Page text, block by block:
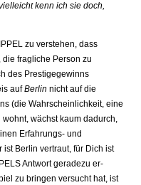
kenn ich sie doch,
zu verstehen, dass
fragliche Person zu
des Prestigegewinns
aufBerlin nicht auf die
(die Wahrscheinlichkeit, eine
wächst kaum dadurch,
Erfahrungs- und
ist Berlin vertraut, für Dich ist
Antwort geradezu er­
zu bringen versucht hat, ist